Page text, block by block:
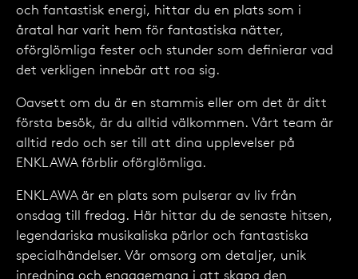
och fantastisk energi, hittar du en plats som i
åratal har varit hem för fantastiska nätter,
oförglömliga fester och stunder som definierar vad
det verkligen innebär att roa sig.
Oavsett om du är en stammis eller om det är ditt
första besök, är du alltid välkommen. Vårt team är
alltid redo och ser till att dina upplevelser på
ENKLAWA förblir oförglömliga.
ENKLAWA är en plats som pulserar av liv från
onsdag till fredag. Här hittar du de senaste hitsen,
legendariska musikaliska pärlor och fantastiska
specialhändelser. Vår omsorg om detaljer, unik
inredning och engagemang i att skapa den